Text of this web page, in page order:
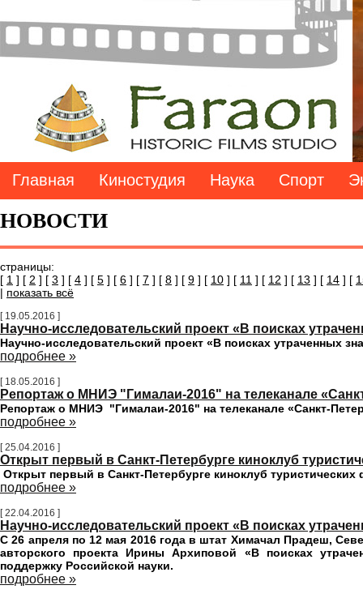
Главная Киностудия Наука Спорт
НОВОСТИ
страницы:
[ 1 ] [ 2 ] [ 3 ] [ 4 ] [ 5 ] [ 6 ] [ 7 ] [ 8 ] [ 9 ] [ 10 ] [ 11 ] [ 12 ] [ 13 ] [ 14 ] [
| показать всё
[ 19.05.2016 ]
Научно-исследовательский проект «В поисках
Научно-исследовательский проект «В поисках утраченных
подробнее »
[ 18.05.2016 ]
Репортаж о МНИЭ "Гималаи-2016" на телеканале
Репортаж о МНИЭ "Гималаи-2016" на телеканале «Санкт-
подробнее »
[ 25.04.2016 ]
Открыт первый в Санкт-Петербурге киноклуб
Открыт первый в Санкт-Петербурге киноклуб
подробнее »
[ 22.04.2016 ]
Научно-исследовательский проект «В поисках
С 26 апреля по 12 мая 2016 года в штат Химачал Прадеш,
авторского проекта Ирины Архиповой «В поисках
поддержку Российской науки.
подробнее »